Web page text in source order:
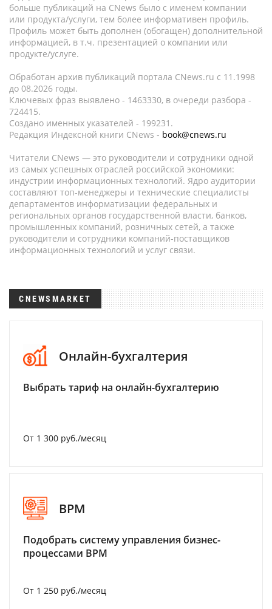
больше публикаций на CNews было с именем компании
или продукта/услуги, тем более информативен профиль.
Профиль может быть дополнен (обогащен) дополнительной
информацией, в т.ч. презентацией о компании или
продукте/услуге.
Обработан архив публикаций портала CNews.ru c 11.1998
до 08.2026 годы.
Ключевых фраз выявлено - 1463330, в очереди разбора -
724415.
Создано именных указателей - 199231.
Редакция Индексной книги CNews - book@cnews.ru
Читатели CNews — это руководители и сотрудники одной
из самых успешных отраслей российской экономики:
индустрии информационных технологий. Ядро аудитории
составляют топ-менеджеры и технические специалисты
департаментов информатизации федеральных и
региональных органов государственной власти, банков,
промышленных компаний, розничных сетей, а также
руководители и сотрудники компаний-поставщиков
информационных технологий и услуг связи.
CNEWSMARKET
Онлайн-бухгалтерия
Выбрать тариф на онлайн-бухгалтерию
От 1 300 руб./месяц
BPM
Подобрать систему управления бизнес-
процессами BPM
От 1 250 руб./месяц